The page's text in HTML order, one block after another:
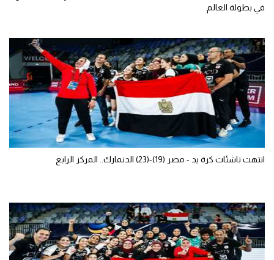
في بطولة العالم
انتهت ناشئات كرة يد - مصر (19)-(23) الدنمارك.. المركز الرابع